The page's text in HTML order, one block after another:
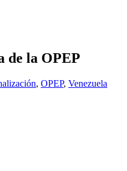
la OPEP
, OPEP, Venezuela